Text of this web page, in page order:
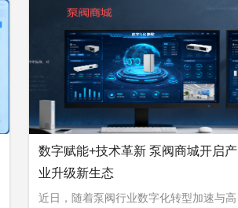
数字赋能+技术革新 泵阀商城开启产
业升级新生态
近日，随着泵阀行业数字化转型加速与高